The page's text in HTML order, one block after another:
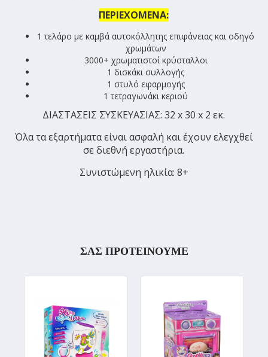
ΠΕΡΙΕΧΟΜΕΝΑ:
1 τελάρο με καμβά αυτοκόλλητης επιφάνειας και οδηγό
χρωμάτων
3000+ χρωματιστοί κρύσταλλοι
1 δισκάκι συλλογής
1 στυλό εφαρμογής
1 τετραγωνάκι κεριού
ΔΙΑΣΤΑΣΕΙΣ ΣΥΣΚΕΥΑΣΙΑΣ: 32 x 30 x 2 εκ.
Όλα τα εξαρτήματα είναι ασφαλή και έχουν ελεγχθεί
σε διεθνή εργαστήρια.
Συνιστώμενη ηλικία: 8+
ΣΑΣ ΠΡΟΤΕΙΝΟΥΜΕ